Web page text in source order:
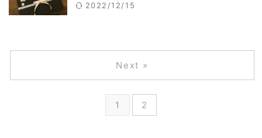
2022/12/15
1 2
Next »